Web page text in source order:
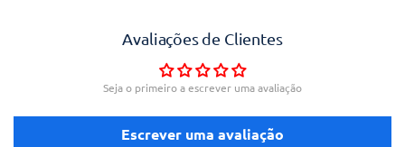
Avaliações de Clientes
Seja o primeiro a escrever uma avaliação
Escrever uma avaliação